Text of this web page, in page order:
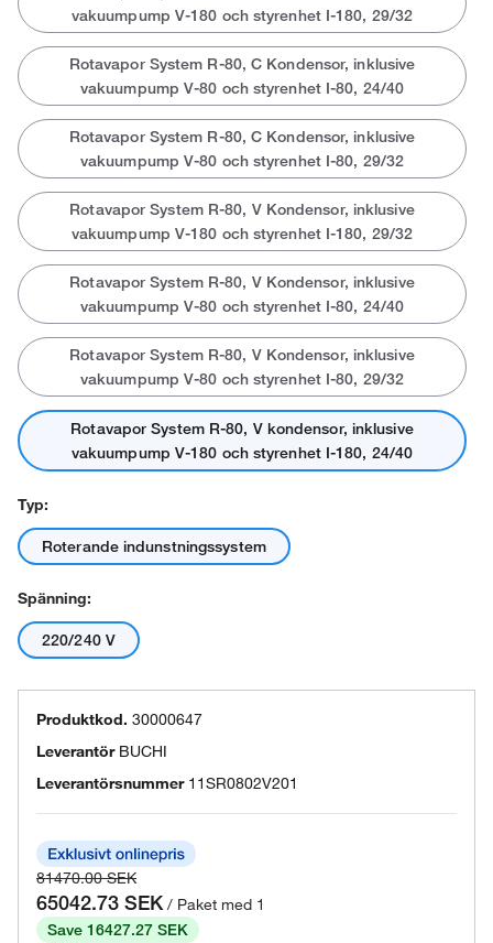
vakuumpump V-180 och styrenhet I-180, 29/32
Rotavapor System R-80, C Kondensor, inklusive
vakuumpump V-80 och styrenhet I-80, 24/40
Rotavapor System R-80, C Kondensor, inklusive
vakuumpump V-80 och styrenhet I-80, 29/32
Rotavapor System R-80, V Kondensor, inklusive
vakuumpump V-180 och styrenhet I-180, 29/32
Rotavapor System R-80, V Kondensor, inklusive
vakuumpump V-80 och styrenhet I-80, 24/40
Rotavapor System R-80, V Kondensor, inklusive
vakuumpump V-80 och styrenhet I-80, 29/32
Rotavapor System R-80, V kondensor, inklusive
vakuumpump V-180 och styrenhet I-180, 24/40
Typ:
Roterande indunstningssystem
Spänning:
220/240 V
Produktkod. 30000647
Leverantör BUCHI
Leverantörsnummer 11SR0802V201
81470.00 SEK
65042.73 SEK / Paket med 1
Save 16427.27 SEK